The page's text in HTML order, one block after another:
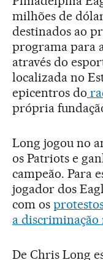
milhões de
destinados ao
programa para
através do
localizada no
epicentros do
própria
Long jogou no
os Patriots e
campeão. Para
jogador dos
com os
a discriminação
De Chris Long